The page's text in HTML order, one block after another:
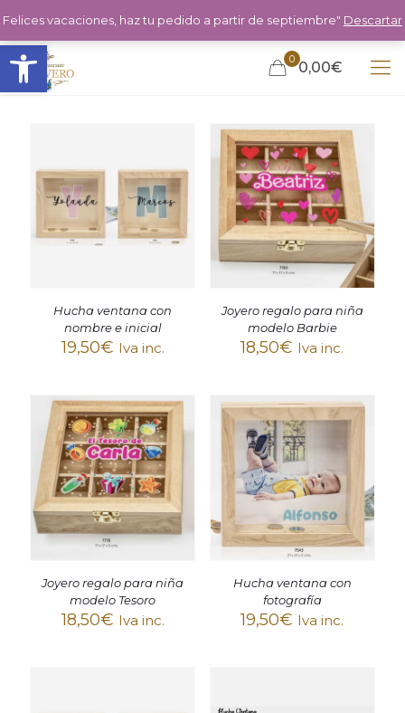
Abrir barra de herramientas 0 0,00€
Hucha ventana con
nombre e inicial
19,50€ Iva inc.
Joyero regalo para niña
modelo Barbie
18,50€ Iva inc.
Joyero regalo para niña
modelo Tesoro
18,50€ Iva inc.
Hucha ventana con
fotografía
19,50€ Iva inc.
Felices vacaciones, haz tu pedido a partir de septiembre" Descartar